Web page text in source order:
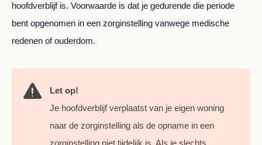
hoofdverblijf is. Voorwaarde is dat je gedurende die periode
bent opgenomen in een zorginstelling vanwege medische
redenen of ouderdom.
Let op!
Je hoofdverblijf verplaatst van je eigen woning
naar de zorginstelling als de opname in een
zorginstelling niet tijdelijk is. Als je slechts